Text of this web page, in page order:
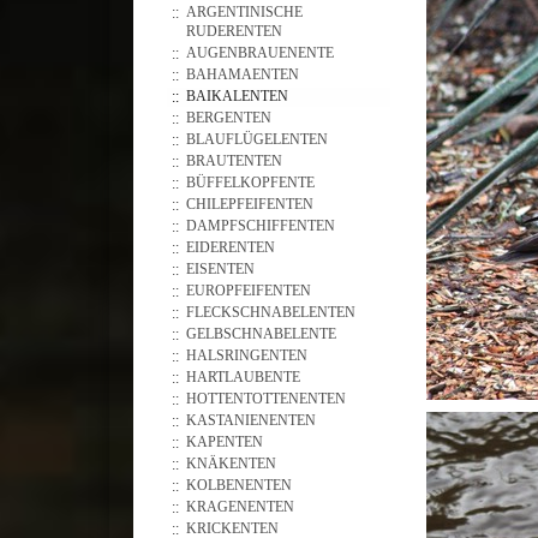
ARGENTINISCHE
RUDERENTEN
AUGENBRAUENENTE
BAHAMAENTEN
BAIKALENTEN
BERGENTEN
BLAUFLÜGELENTEN
BRAUTENTEN
BÜFFELKOPFENTE
CHILEPFEIFENTEN
DAMPFSCHIFFENTEN
EIDERENTEN
EISENTEN
EUROPFEIFENTEN
FLECKSCHNABELENTEN
GELBSCHNABELENTE
HALSRINGENTEN
HARTLAUBENTE
HOTTENTOTTENENTEN
KASTANIENENTEN
KAPENTEN
KNÄKENTEN
KOLBENENTEN
KRAGENENTEN
KRICKENTEN